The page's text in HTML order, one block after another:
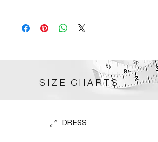
116cm
122cm
SIZE CHARTS
DRESS